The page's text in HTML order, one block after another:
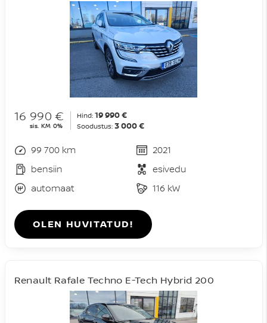
16 990 €
sis. KM 0%
Hind: 19 990 €
Soodustus: 3 000 €
99 700 km
2021
bensiin
esivedu
automaat
116 kW
OLEN HUVITATUD!
Renault Rafale Techno E-Tech Hybrid 200